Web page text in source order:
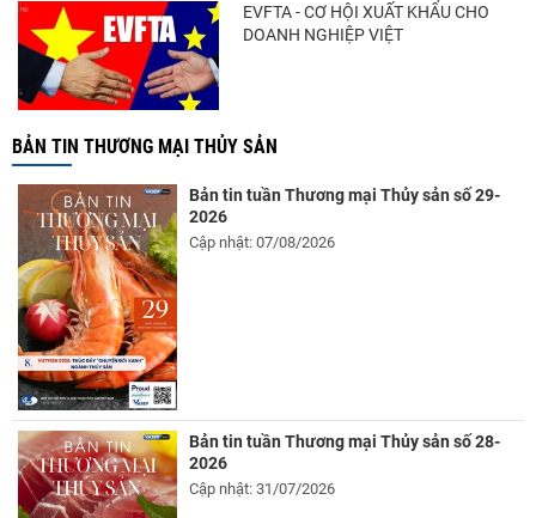
EVFTA - CƠ HỘI XUẤT KHẨU CHO
DOANH NGHIỆP VIỆT
BẢN TIN THƯƠNG MẠI THỦY SẢN
Bản tin tuần Thương mại Thủy sản số 29-
2026
Cập nhật: 07/08/2026
Bản tin tuần Thương mại Thủy sản số 28-
2026
Cập nhật: 31/07/2026